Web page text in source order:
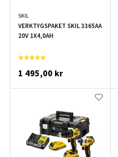
SKIL
VERKTYGSPAKET SKIL 3365AA
20V 1X4,0AH
1 495,00 kr